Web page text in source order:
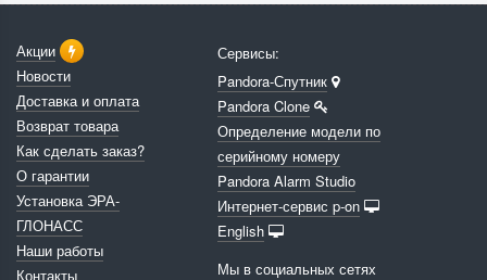
Акции
Новости
Доставка и оплата
Возврат товара
Как сделать заказ?
О гарантии
Установка ЭРА-
ГЛОНАСС
Наши работы
Контакты
Сервисы:
Pandora-Спутник
Pandora Clone
Определение модели по
серийному номеру
Pandora Alarm Studio
Интернет-сервис p-on
English
Мы в социальных сетях